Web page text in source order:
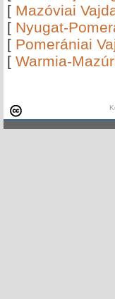
[ Mazóviai
[ Nyugat-
[ Pomerániai
[ Warmia-